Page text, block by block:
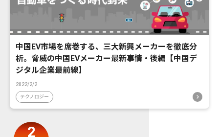
中国EV市場を席巻する、三大新興メーカーを徹底分
析。脅威の中国EVメーカー最新事情・後編【中国デ
ジタル企業最前線】
2022/2/2
テクノロジー